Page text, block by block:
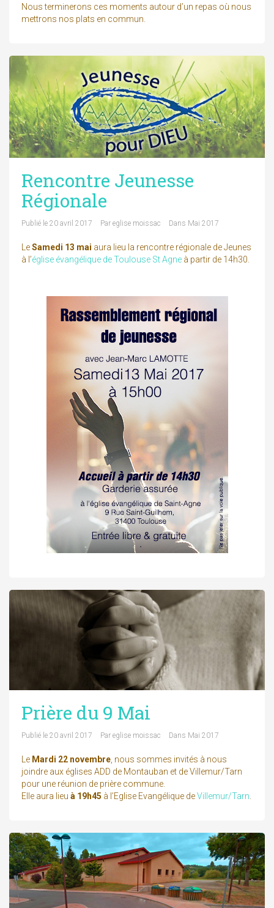
Nous terminerons ces moments autour d’un repas où nous
mettrons nos plats en commun.
Rencontre Jeunesse
Régionale
Publié le 20 avril 2017 Par eglise moissac Dans Mai 2017
LeSamedi 13 mai aura lieu la rencontre régionale de Jeunes
à l’église évangélique de Toulouse St Agne à partir de 14h30.
Prière du 9 Mai
Publié le 20 avril 2017 Par eglise moissac Dans Mai 2017
Le Mardi 22 novembre , nous sommes invités à nous
joindre aux églises ADD de Montauban et de Villemur/Tarn
pour une réunion de prière commune.
Elle aura lieu à 19h45 à l’Eglise Evangélique deVillemur/Tarn